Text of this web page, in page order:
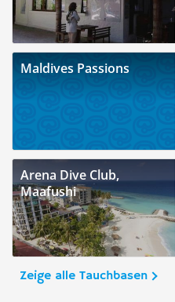
Maldives Passions
Arena Dive Club,
Maafushi
Zeige alle Tauchbasen